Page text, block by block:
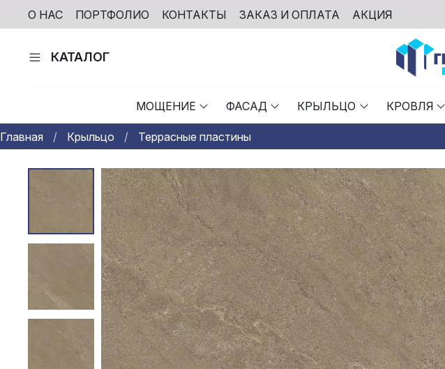
О НАС ПОРТФОЛИО КОНТАКТЫ ЗАКАЗ И ОПЛАТА АКЦИЯ
КАТАЛОГ
МОЩЕНИЕ ФАСАД КРЫЛЬЦО КРОВЛЯ
Главная Крыльцо Террасные пластины